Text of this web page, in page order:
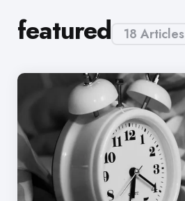
18 Articles
featured